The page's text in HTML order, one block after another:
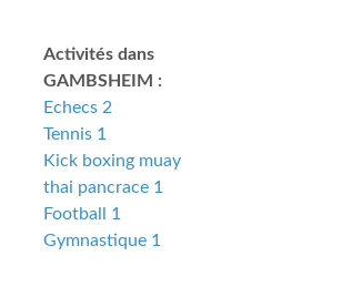
Activités dans
GAMBSHEIM :
Echecs 2
Tennis 1
Kick boxing muay
thai pancrace 1
Football 1
Gymnastique 1